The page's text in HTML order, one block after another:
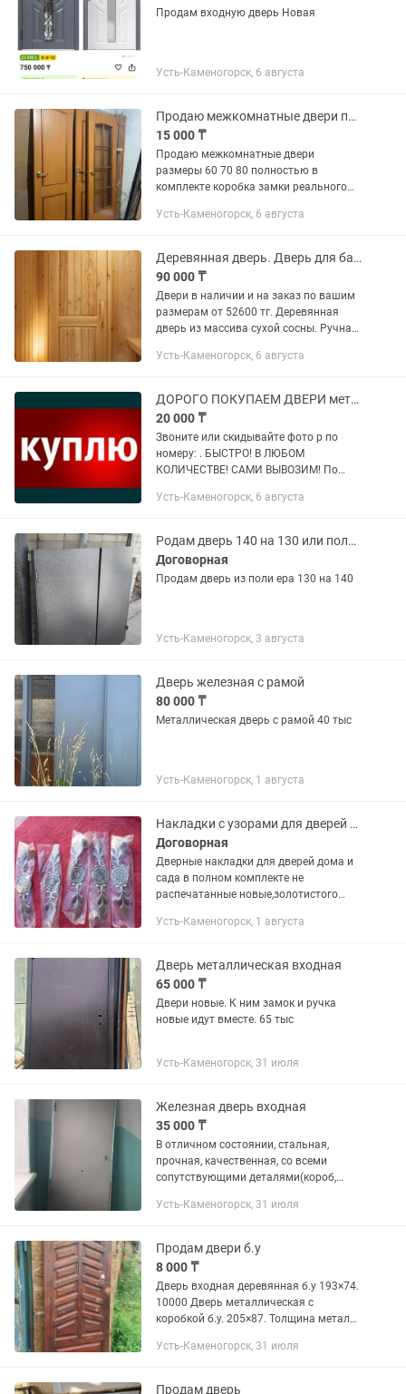
Продам входную дверь Новая
Усть-Каменогорск, 6 августа
Продаю межкомнатные двери полностью в комплекте
15 000 ₸
Продаю межкомнатные двери
размеры 60 70 80 полностью в
комплекте коробка замки реального
доставлю Каждая по 15 000 тенге
Усть-Каменогорск, 6 августа
Деревянная дверь. Дверь для бани. Межкомнатная дверь. Входная дверь.
90 000 ₸
Двери в наличии и на заказ по вашим
размерам от 52600 тг. Деревянная
дверь из массива сухой сосны. Ручная
— отличный вариант для дома или
Усть-Каменогорск, 6 августа
ДОРОГО ПОКУПАЕМ ДВЕРИ металлические [ железные ]
20 000 ₸
Звоните или скидывайте фото p по
номеру: . БЫСТРО! В ЛЮБОМ
КОЛИЧЕСТВЕ! САМИ ВЫВОЗИМ! По
Усть-Каменогорск, 6 августа
Родам дверь 140 на 130 или полимера
Договорная
Продам дверь из поли ера 130 на 140
Усть-Каменогорск, 3 августа
Дверь железная с рамой
80 000 ₸
Металлическая дверь с рамой 40 тыс
Усть-Каменогорск, 1 августа
Накладки с узорами для дверей дома
Договорная
Дверные накладки для дверей дома и
сада в полном комплекте не
распечатанные новые,золотистого
Усть-Каменогорск, 1 августа
Дверь металлическая входная
65 000 ₸
Двери новые. К ним замок и ручка
новые идут вместе. 65 тыс
Усть-Каменогорск, 31 июля
Железная дверь входная
35 000 ₸
В отличном состоянии, стальная,
прочная, качественная, со всеми
сопутствующими деталями(короб,
Усть-Каменогорск, 31 июля
Продам двери б.у
8 000 ₸
Дверь входная деревянная б.у 193×74.
10000 Дверь металлическая с
коробкой б.у. 205×87. Толщина металла
Усть-Каменогорск, 31 июля
Продам дверь